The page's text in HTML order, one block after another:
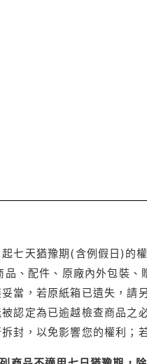
七天猶豫期(含例假日)的
、配件、原廠內外包裝、
當，若原紙箱已遺失，
認定為已逾越檢查商品
封，以免影響您的權利；